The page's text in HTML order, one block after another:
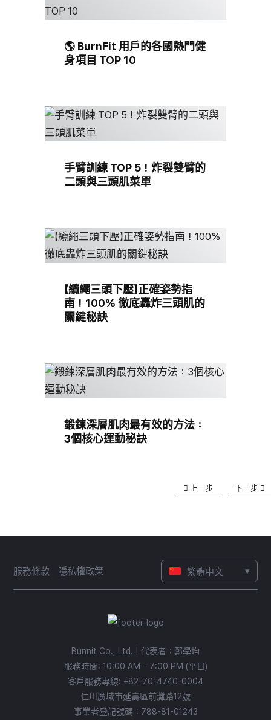
🌎 BurnFit 用戶的各國熱門健
身項目 TOP 10
手臂訓練 TOP 5！炸裂雙臂的
二頭與三頭肌菜單
【纜繩三頭下壓】正確姿勢指
南！100% 徹底轟炸三頭肌的
關鍵秘訣
鍛鍊深層肌肉最有效的方法：
3個核心運動秘訣
上一步 下一步
服務條款 隱私權政策 繁體中文 ▾
Bunnit Co., Ltd. | 代表者：鄭學均
服務時間: 10:00 AM – 7:00 PM (平日)
客戶服務專線: +82-70-4740-0004
仁川廣域市延壽區前灘路12號
事業者登記號碼：788-81-01243